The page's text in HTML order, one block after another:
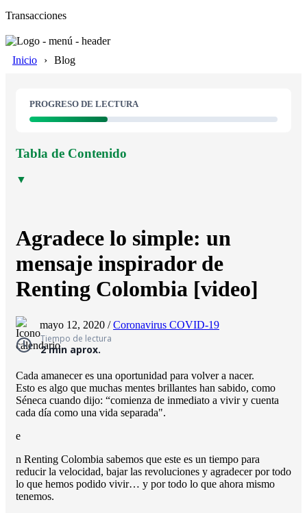
Transacciones
Inicio Blog
PROGRESO DE LECTURA
Tabla de Contenido
▼
Agradece lo simple: un
mensaje inspirador de
Renting Colombia [video]
mayo 12, 2020 /Coronavirus COVID-19
Tiempo de lectura
2 min aprox.
Cada amanecer es una oportunidad para volver a nacer.
Esto es algo que muchas mentes brillantes han sabido, como
Séneca cuando dijo: “comienza de inmediato a vivir y cuenta
cada día como una vida separada".
e
n Renting Colombia sabemos que este es un tiempo para
reducir la velocidad, bajar las revoluciones y agradecer por todo
lo que hemos podido vivir… y por todo lo que ahora mismo
tenemos.